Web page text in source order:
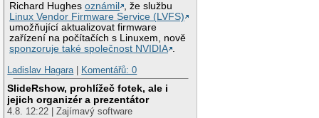
Richard Hughesoznámil
, že službu
Linux Vendor Firmware Service (LVFS)
umožňující aktualizovat firmware
zařízení na počítačích s Linuxem, nově
sponzoruje také společnost NVIDIA .
Ladislav Hagara | Komentářů: 0
SlideRshow, prohlížeč fotek, ale i
jejich organizér a prezentátor
4.8. 12:22 | Zajímavý software